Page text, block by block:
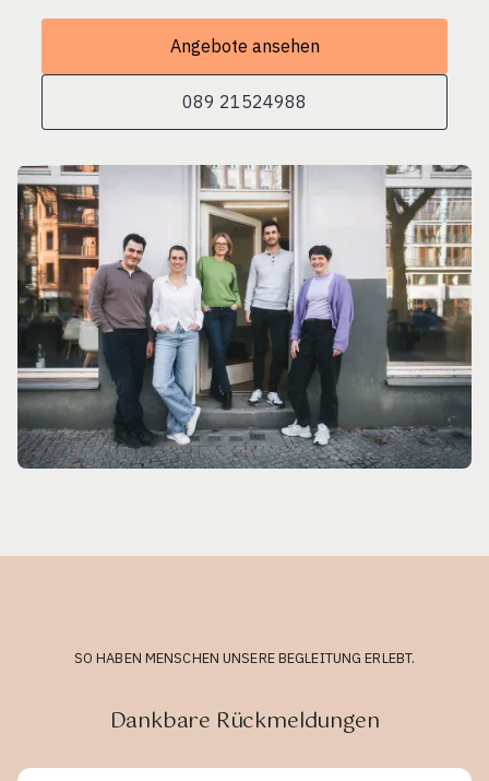
Angebote ansehen
089 21524988
SO HABEN MENSCHEN UNSERE BEGLEITUNG ERLEBT.
Dankbare Rückmeldungen